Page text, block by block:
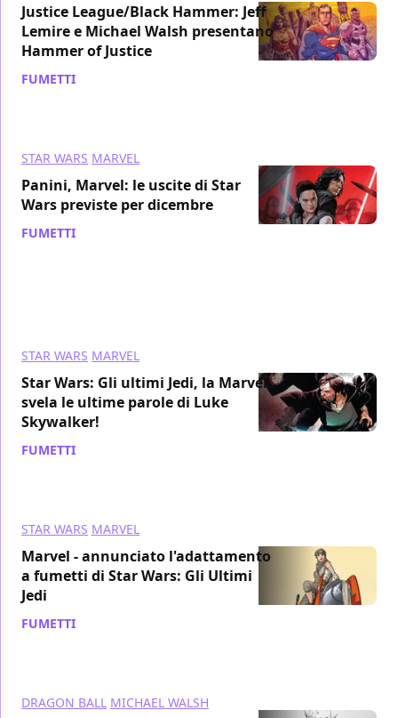
Justice League/Black Hammer: Jeff
Lemire e Michael Walsh presentano
Hammer of Justice
FUMETTI
STAR WARS MARVEL
Panini, Marvel: le uscite di Star
Wars previste per dicembre
FUMETTI
STAR WARS MARVEL
Star Wars: Gli ultimi Jedi, la Marvel
svela le ultime parole di Luke
Skywalker!
FUMETTI
STAR WARS MARVEL
Marvel - annunciato l'adattamento
a fumetti di Star Wars: Gli Ultimi
Jedi
FUMETTI
DRAGON BALL MICHAEL WALSH